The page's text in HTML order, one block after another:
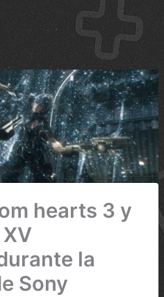
hearts 3 y
la
Sony